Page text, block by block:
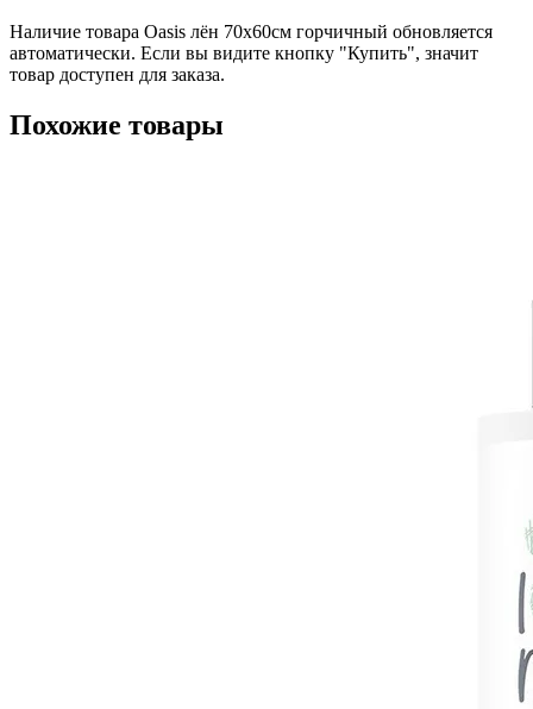
Наличие товара Oasis лён 70х60см горчичный обновляется
автоматически. Если вы видите кнопку "Купить", значит
товар доступен для заказа.
Похожие товары